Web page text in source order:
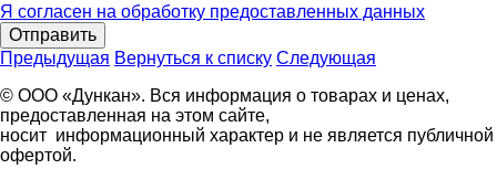
Я согласен на обработку предоставленных данных
Отправить
Предыдущая Вернуться к списку Следующая
© ООО «Дункан». Вся информация о товарах и ценах,
предоставленная на этом сайте,
носит информационный характер и не является публичной
офертой.